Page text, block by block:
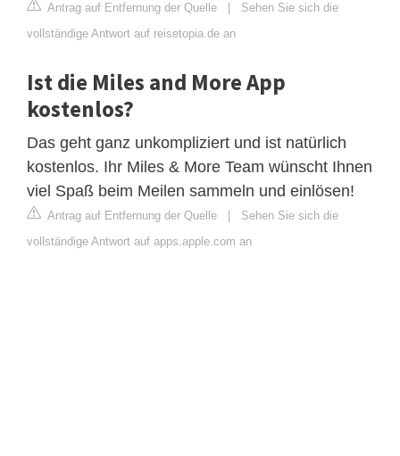
Antrag auf Entfernung der Quelle
Sehen Sie sich die
vollständige Antwort auf reisetopia.de an
Ist die Miles and More App
kostenlos?
Das geht ganz unkompliziert und ist natürlich
kostenlos. Ihr Miles & More Team wünscht Ihnen
viel Spaß beim Meilen sammeln und einlösen!
Antrag auf Entfernung der Quelle
Sehen Sie sich die
vollständige Antwort auf apps.apple.com an